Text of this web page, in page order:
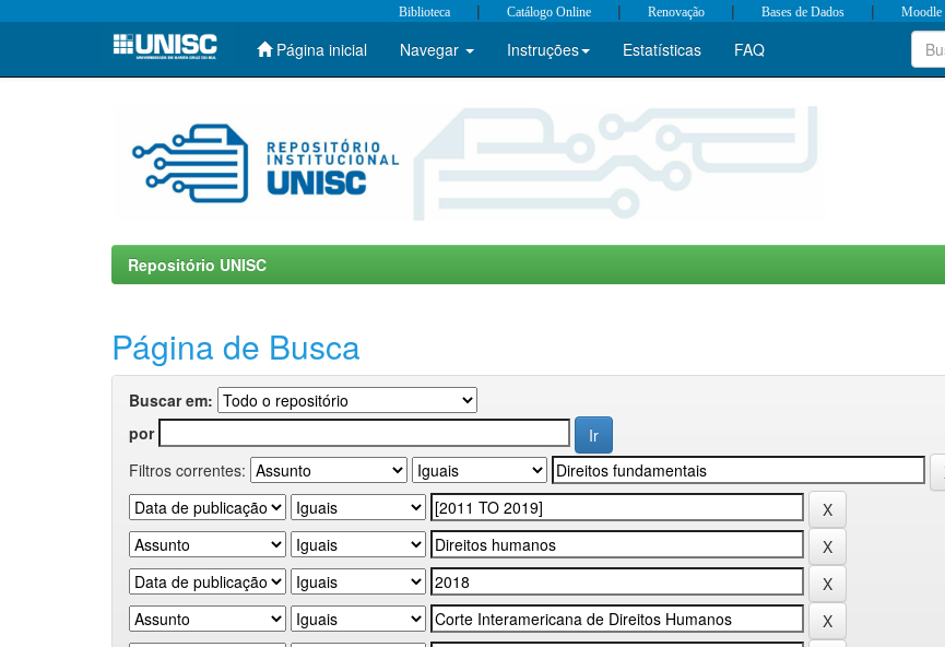
Skip
Biblioteca | Catálogo Online | Renovação | Bases de Dados | Moodle
Página inicial Navegar Instruções Estatísticas FAQ
Repositório UNISC
Página de Busca
Buscar em:
por
Filtros correntes: